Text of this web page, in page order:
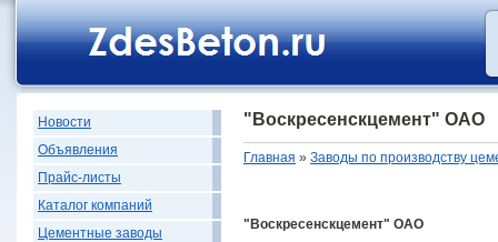
Новости
Объявления
Прайс-листы
Каталог компаний
Цементные заводы
"Воскресенскцемент" ОАО
Главная » Заводы по производству
"Воскресенскцемент" ОАО